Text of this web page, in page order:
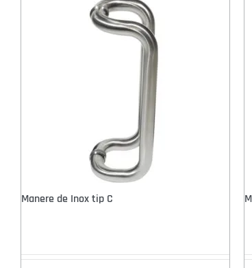
Manere de Inox tip C